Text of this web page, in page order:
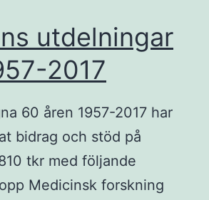
utdelningar
2017
60 åren 1957-2017 har
bidrag och stöd på
tkr med följande
Medicinsk forskning